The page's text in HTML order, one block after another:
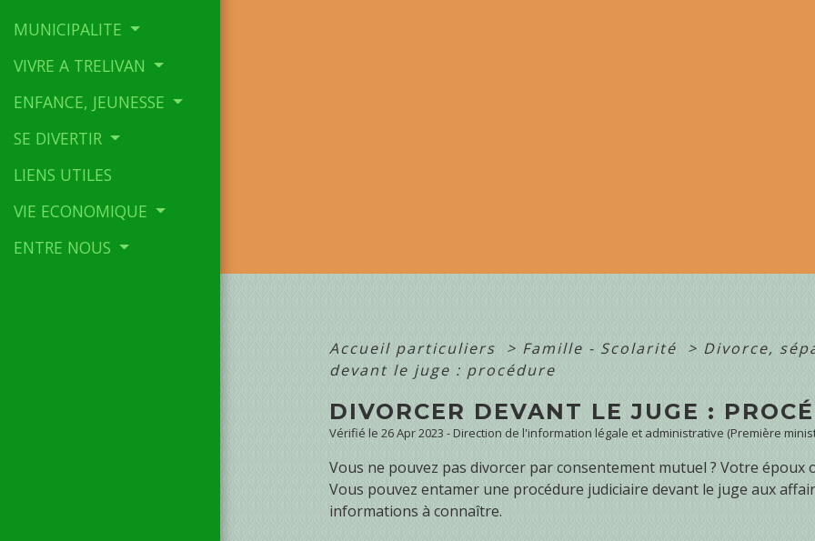
MUNICIPALITE
VIVRE A TRELIVAN
ENFANCE, JEUNESSE
SE DIVERTIR
LIENS UTILES
VIE ECONOMIQUE
ENTRE NOUS
Accueil particuliers > Famille - Scolarité > Divorce,
devant le juge : procédure
DIVORCER DEVANT LE JUGE :
Vérifié le 26 Apr 2023 - Direction de l'information légale et administrative (Première
Vous ne pouvez pas divorcer par consentement mutuel ? Votre époux
Vous pouvez entamer une procédure judiciaire devant le juge aux
informations à connaître.